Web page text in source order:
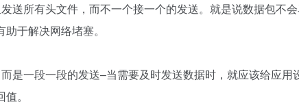
送所有头文件，而不一个接一个的发送。就是说数据包不
于解决网络堵塞。
是一段一段的发送–当需要及时发送数据时，就应该给应
。